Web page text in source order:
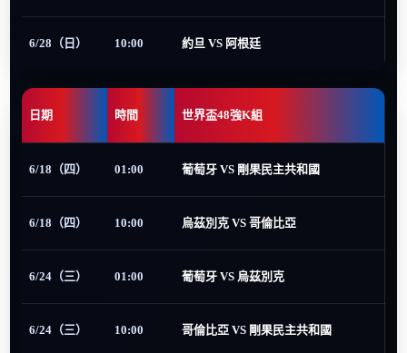
6/28（日） 10:00 約旦 VS 阿根廷
日期 時間 世界盃48強K組
6/18（四） 01:00 葡萄牙 VS 剛果民主共和國
6/18（四） 10:00 烏茲別克 VS 哥倫比亞
6/24（三） 01:00 葡萄牙 VS 烏茲別克
6/24（三） 10:00 哥倫比亞 VS 剛果民主共和國